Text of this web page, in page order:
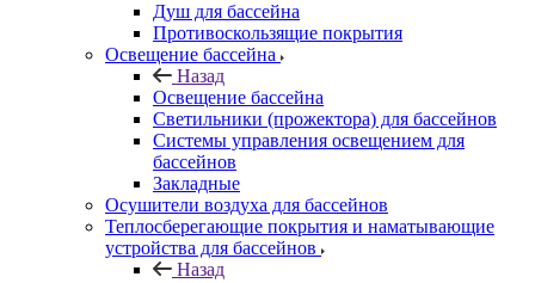
Душ для бассейна
Противоскользящие покрытия
Освещение бассейна
Назад
Освещение бассейна
Светильники (прожектора) для бассейнов
Системы управления освещением для
бассейнов
Закладные
Осушители воздуха для бассейнов
Теплосберегающие покрытия и наматывающие
устройства для бассейнов
Назад